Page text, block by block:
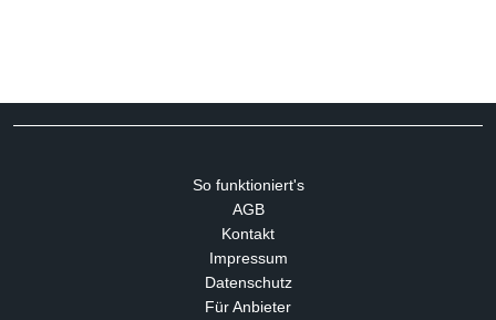
So funktioniert's
AGB
Kontakt
Impressum
Datenschutz
Für Anbieter